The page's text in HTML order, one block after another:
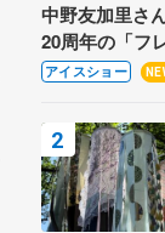
中野友加里さ
20周年の「フ
さん、有川梨
アイスショー